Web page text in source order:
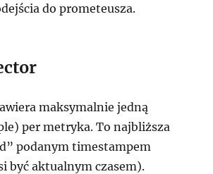
do prometeusza.
maksymalnie jedną
per metryka. To najbliższa
podanym timestampem
być aktualnym czasem).